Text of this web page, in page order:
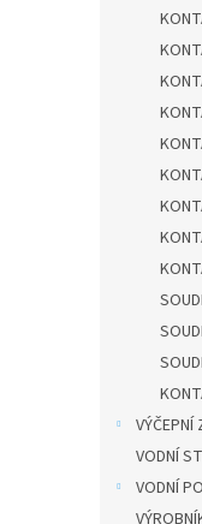
VÝČEPNÍ
VODNÍ
VODNÍ